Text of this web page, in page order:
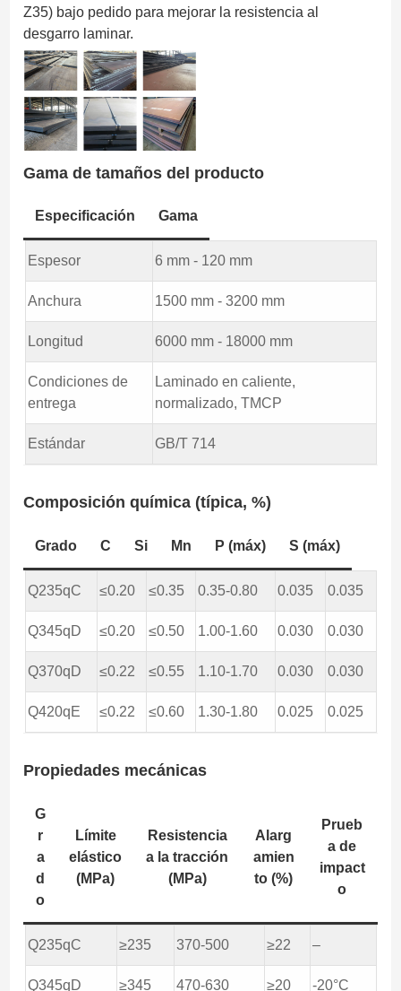
Z35) bajo pedido para mejorar la resistencia al
desgarro laminar.
Gama de tamaños del producto
Especificación Gama
Espesor 6 mm - 120 mm
Anchura 1500 mm - 3200 mm
Longitud 6000 mm - 18000 mm
Condiciones de
entrega
Laminado en caliente,
normalizado, TMCP
Estándar GB/T 714
Composición química (típica, %)
Grado C Si Mn P (máx) S (máx)
Q235qC ≤0.20 ≤0.35 0.35-0.80 0.035 0.035
Q345qD ≤0.20 ≤0.50 1.00-1.60 0.030 0.030
Q370qD ≤0.22 ≤0.55 1.10-1.70 0.030 0.030
Q420qE ≤0.22 ≤0.60 1.30-1.80 0.025 0.025
Propiedades mecánicas
G
r
a
d
o
Límite
elástico
(MPa)
Resistencia
a la tracción
(MPa)
Alarg
amien
to (%)
Prueb
a de
impact
o
Q235qC ≥235 370-500 ≥22 –
Q345qD ≥345 470-630 ≥20 -20°C